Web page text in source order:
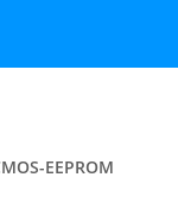
EEPROM